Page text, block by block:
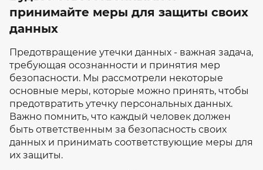
принимайте меры для защиты своих
данных
Предотвращение утечки данных - важная задача,
требующая осознанности и принятия мер
безопасности. Мы рассмотрели некоторые
основные меры, которые можно принять, чтобы
предотвратить утечку персональных данных.
Важно помнить, что каждый человек должен
быть ответственным за безопасность своих
данных и принимать соответствующие меры для
их защиты.